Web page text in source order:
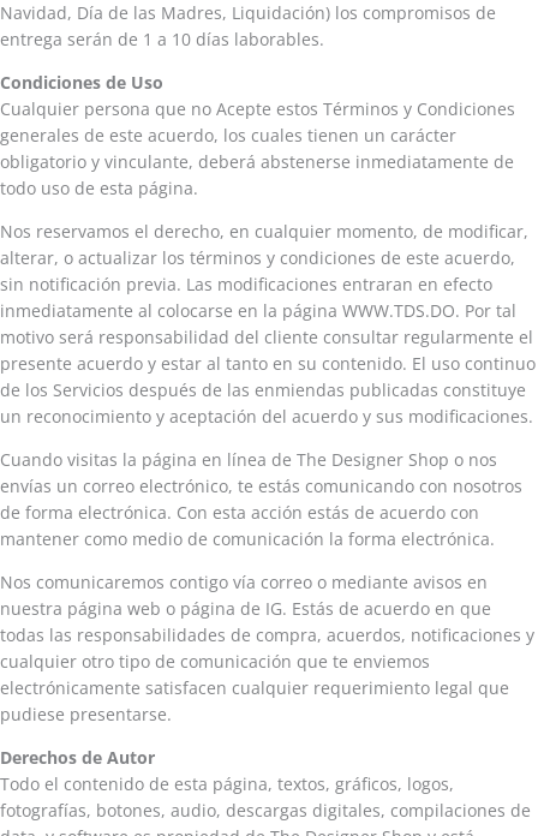
Navidad, Día de las Madres, Liquidación) los compromisos de
entrega serán de 1 a 10 días laborables.
Condiciones de Uso
Cualquier persona que no Acepte estos Términos y Condiciones
generales de este acuerdo, los cuales tienen un carácter
obligatorio y vinculante, deberá abstenerse inmediatamente de
todo uso de esta página.
Nos reservamos el derecho, en cualquier momento, de modificar,
alterar, o actualizar los términos y condiciones de este acuerdo,
sin notificación previa. Las modificaciones entraran en efecto
inmediatamente al colocarse en la página WWW.TDS.DO. Por tal
motivo será responsabilidad del cliente consultar regularmente el
presente acuerdo y estar al tanto en su contenido. El uso continuo
de los Servicios después de las enmiendas publicadas constituye
un reconocimiento y aceptación del acuerdo y sus modificaciones.
Cuando visitas la página en línea de The Designer Shop o nos
envías un correo electrónico, te estás comunicando con nosotros
de forma electrónica. Con esta acción estás de acuerdo con
mantener como medio de comunicación la forma electrónica.
Nos comunicaremos contigo vía correo o mediante avisos en
nuestra página web o página de IG. Estás de acuerdo en que
todas las responsabilidades de compra, acuerdos, notificaciones y
cualquier otro tipo de comunicación que te enviemos
electrónicamente satisfacen cualquier requerimiento legal que
pudiese presentarse.
Derechos de Autor
Todo el contenido de esta página, textos, gráficos, logos,
fotografías, botones, audio, descargas digitales, compilaciones de